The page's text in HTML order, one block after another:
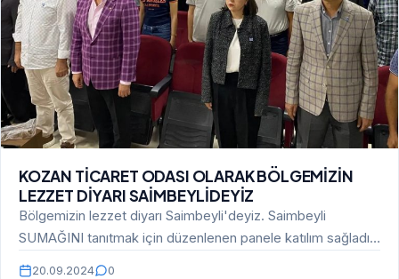
KOZAN TİCARET ODASI OLARAK BÖLGEMİZİN
LEZZET DİYARI SAİMBEYLİDEYİZ
Bölgemizin lezzet diyarı Saimbeyli'deyiz. Saimbeyli
SUMAĞINI tanıtmak için düzenlenen panele katılım sağladık.
TİCARET ODASI olarak sumağın…
20.09.2024 0